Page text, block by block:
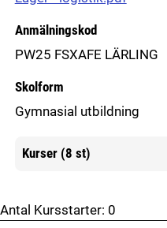
Anmälningskod
PW25 FSXAFE LÄRLING
Skolform
Gymnasial utbildning
Kurser (8 st)
Mer information
Antal Kursstarter: 0